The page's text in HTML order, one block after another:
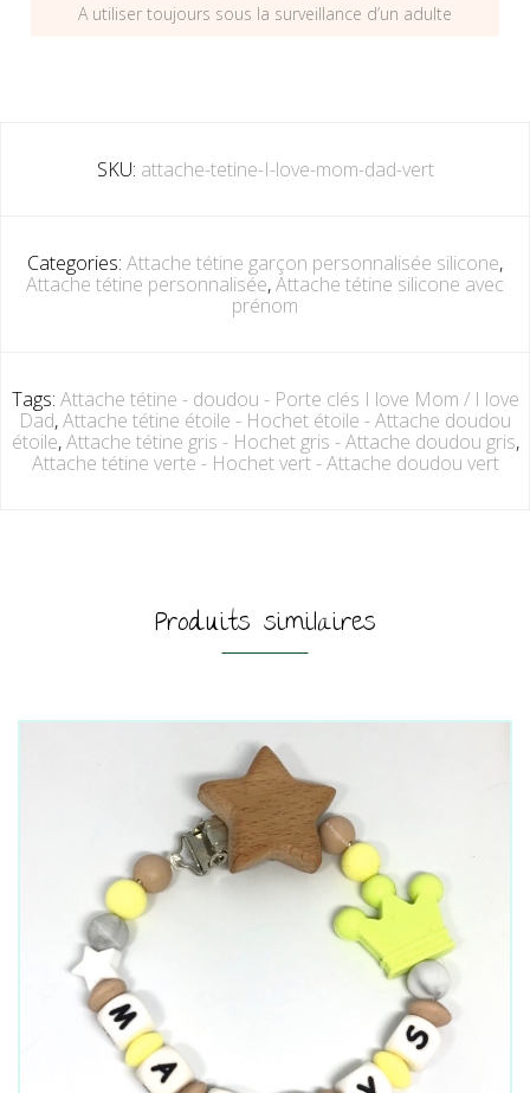
A utiliser toujours sous la surveillance d’un adulte
SKU: attache-tetine-I-love-mom-dad-vert
Categories: Attache tétine garçon personnalisée silicone,
Attache tétine personnalisée,Attache tétine silicone avec
prénom
Tags: Attache tétine - doudou - Porte clés I love Mom / I love
Dad,Attache tétine étoile - Hochet étoile - Attache doudou
étoile,Attache tétine gris - Hochet gris - Attache doudou gris,
Attache tétine verte - Hochet vert - Attache doudou vert
Produits similaires